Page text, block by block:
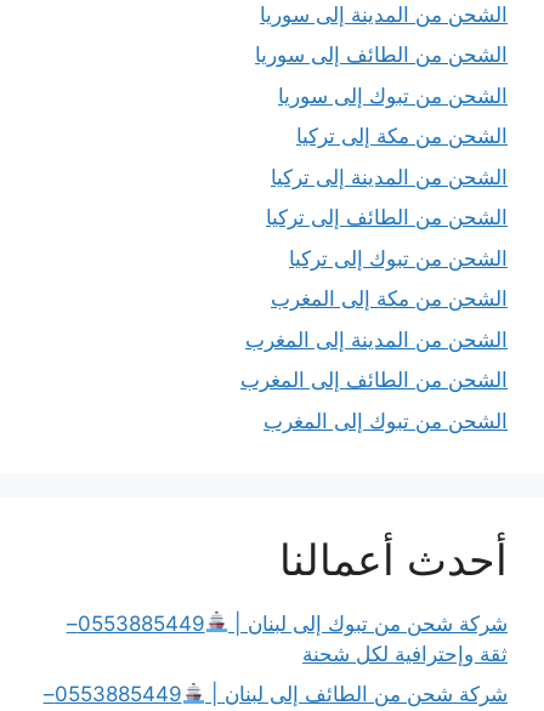
الشحن من المدينة إلى سوريا
الشحن من الطائف إلى سوريا
الشحن من تبوك إلى سوريا
الشحن من مكة إلى تركيا
الشحن من المدينة إلى تركيا
الشحن من الطائف إلى تركيا
الشحن من تبوك إلى تركيا
الشحن من مكة إلى المغرب
الشحن من المدينة إلى المغرب
الشحن من الطائف إلى المغرب
الشحن من تبوك إلى المغرب
أحدث أعمالنا
شركة شحن من تبوك إلى لبنان |
0553885449–
ثقة وإحترافية لكل شحنة
شركة شحن من الطائف إلى لبنان |
0553885449–